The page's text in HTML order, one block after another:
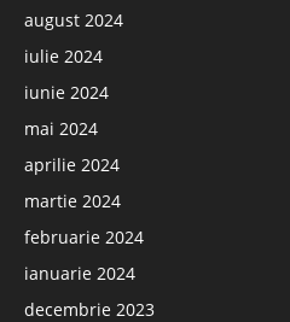
august 2024
iulie 2024
iunie 2024
mai 2024
aprilie 2024
martie 2024
februarie 2024
ianuarie 2024
decembrie 2023